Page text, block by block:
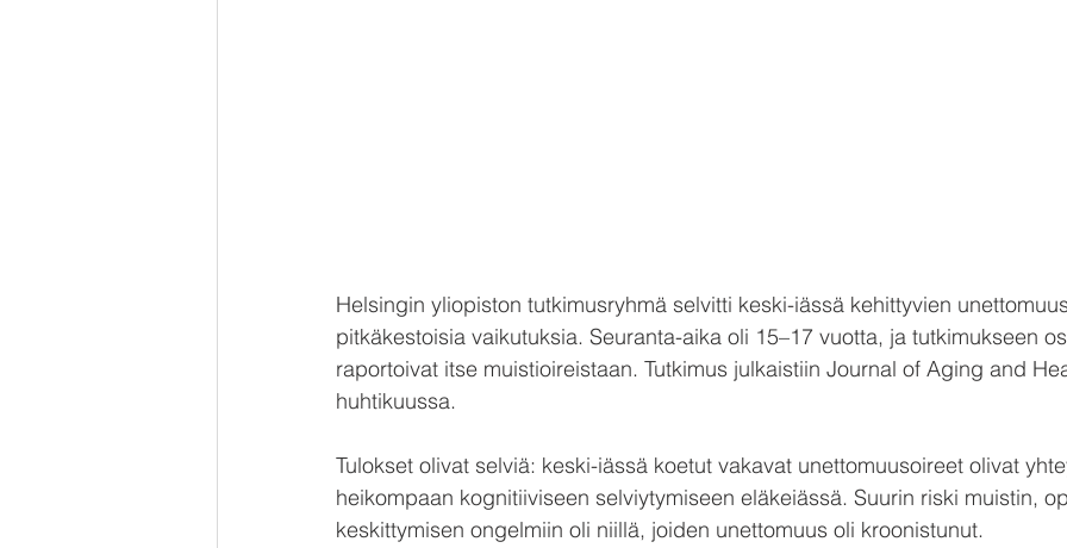
Helsingin yliopiston tutkimusryhmä selvitti keski-iässä kehittyvien
pitkäkestoisia vaikutuksia. Seuranta-aika oli 15–17 vuotta, ja tutkimukseen
raportoivat itse muistioireistaan. Tutkimus julkaistiin Journal of Aging and
huhtikuussa.
Tulokset olivat selviä: keski-iässä koetut vakavat unettomuusoireet olivat
heikompaan kognitiiviseen selviytymiseen eläkeiässä. Suurin riski muistin,
keskittymisen ongelmiin oli niillä, joiden unettomuus oli kroonistunut.